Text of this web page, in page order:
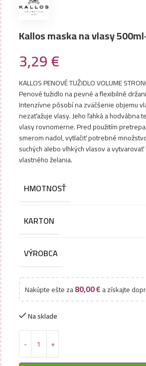
Kallos maska na vlasy
3,29€
KALLOS PENOVÉ TUŽIDLO VOLUME
Penové tužidlo na pevné a flexibilné
Intenzívne pôsobí na zväčšenie objemu
nezaťažuje vlasy. Jeho ľahká a hodvábna
vlasy rovnomerne. Pred použitím
smerom nadol, vytlačiť potrebné
suchých alebo vlhkých vlasov a
vlastného želania.
HMOTNOSŤ
KARTON
VÝROBCA
Nakúpte ešte za80,00€a získajte
Na sklade